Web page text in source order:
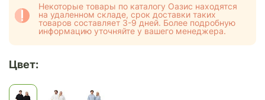
Некоторые товары по каталогу Оазис находятся
на удаленном складе, срок доставки таких
товаров составляет 3-9 дней. Более подробную
информацию уточняйте у вашего менеджера.
Цвет: